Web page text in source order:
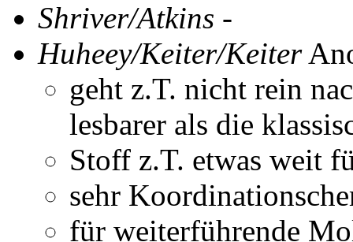
Shriver/Atkins -
Huheey/Keiter/Keiter
geht z.T. nicht rein
lesbarer als die
Stoff z.T. etwas weit
sehr
für weiterführende